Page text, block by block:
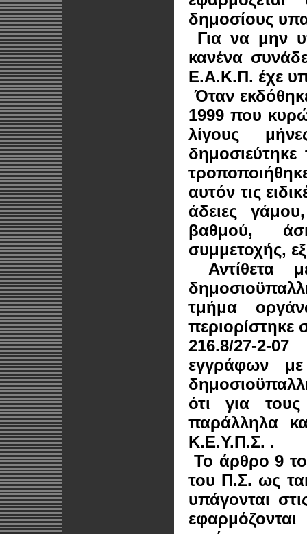
δημοσίους
Για να μην
κανένα
Ε.Α.Κ.Π. έχε
Όταν
1999 που
λίγους
αυτόν τις
άδειες
βαθμού,
συμμετοχής,
Αντίθετα
τμήμα
216.8/27-2-
εγγράφων
ότι για
παράλληλα
Κ.Ε.Υ.Π.Σ. .
Το άρθρο 9
του Π.Σ. ως
υπάγονται